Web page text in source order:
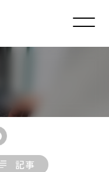
記事